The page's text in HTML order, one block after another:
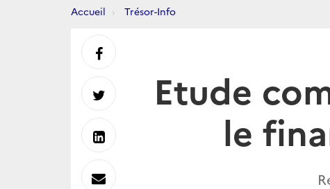
Accueil Trésor-Info
Etude
le
Partager
sur
Partager
sur
Partager
sur
Envoyer